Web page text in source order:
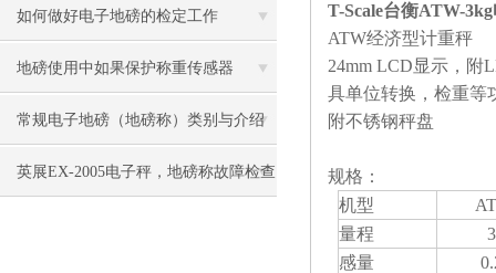
比高
如何做好电子地磅的检定工作
地磅使用中如果保护称重传感器
常规电子地磅（地磅称）类别与介绍
英展EX-2005电子秤，地磅称故障检查
T-Scale台衡ATW-
ATW经济型计重秤
24mm LCD显示，附
具单位转换，检重等
附不锈钢秤盘
规格：
机型
量程
感量